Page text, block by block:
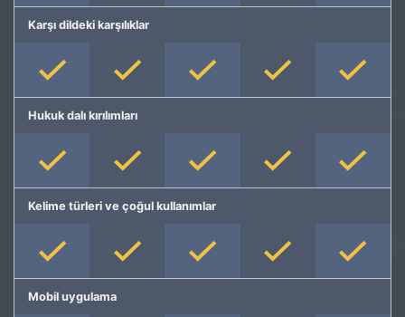
Karşı dildeki karşılıklar
Hukuk dalı kırılımları
Kelime türleri ve çoğul kullanımlar
Mobil uygulama